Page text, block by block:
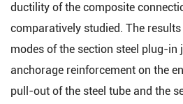
ductility of the composite
comparatively studied. The
modes of the section steel plug-
anchorage reinforcement on the
pull-out of the steel tube and the